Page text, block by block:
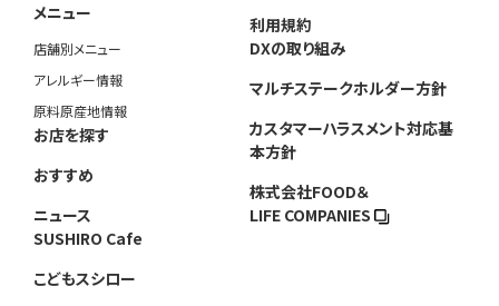
メニュー
店舗別メニュー
アレルギー情報
原料原産地情報
お店を探す
おすすめ
ニュース
SUSHIRO Cafe
こどもスシロー
利用規約
DXの取り組み
マルチステークホルダー方針
カスタマーハラスメント対応基
本方針
株式会社FOOD＆
LIFE COMPANIES